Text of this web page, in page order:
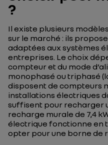
?
Il existe plusieurs
sur le marché : ils
adaptées aux systèmes
entreprises. Le choix
compteur et du mode
monophasé ou triphasé
disposent de compteurs
installations électriques
suffisent pour recharger
recharge murale de 7,4
électrique fonctionne en
opter pour une borne de